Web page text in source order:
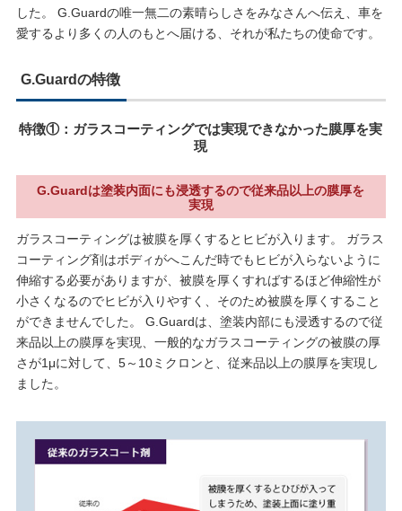
した。 G.Guardの唯一無二の素晴らしさをみなさんへ伝え、車を
愛するより多くの人のもとへ届ける、それが私たちの使命です。
G.Guardの特徴
特徴①：ガラスコーティングでは実現できなかった膜厚を実
現
G.Guardは塗装内面にも浸透するので従来品以上の膜厚を
実現
ガラスコーティングは被膜を厚くするとヒビが入ります。 ガラス
コーティング剤はボディがへこんだ時でもヒビが入らないように
伸縮する必要がありますが、被膜を厚くすればするほど伸縮性が
小さくなるのでヒビが入りやすく、そのため被膜を厚くすること
ができませんでした。 G.Guardは、塗装内部にも浸透するので従
来品以上の膜厚を実現、一般的なガラスコーティングの被膜の厚
さが1μに対して、5～10ミクロンと、従来品以上の膜厚を実現し
ました。